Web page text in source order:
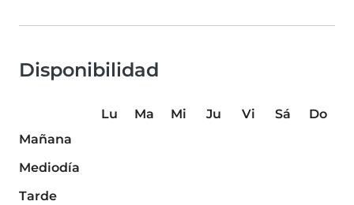
Disponibilidad
Lu Ma Mi Ju Vi Sá
Do
Mañana
Mediodía
Tarde